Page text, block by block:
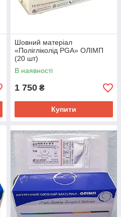
Шовний матеріал
«Полігліколід PGA» ОЛІМП
(20 шт)
В наявності
1 750 ₴
Купити